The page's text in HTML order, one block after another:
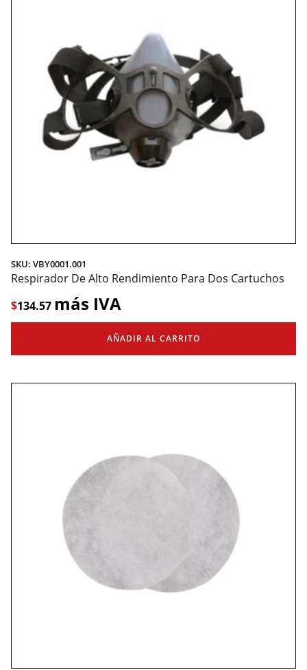
SKU: VBY0001.001
Respirador De Alto Rendimiento Para Dos Cartuchos
$134.57 más IVA
AÑADIR AL CARRITO